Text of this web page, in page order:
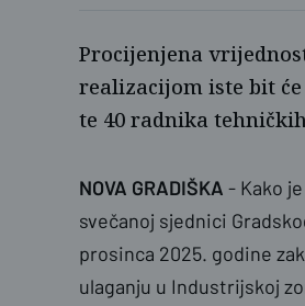
Procijenjena
realizacijom iste bit
te 40 radnika
NOVA GRADIŠKA - Kako
svečanoj sjednici
prosinca 2025. godine
ulaganju u Industrijskoj